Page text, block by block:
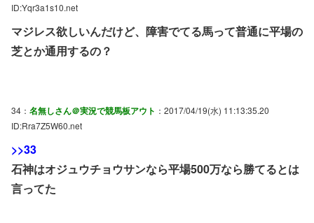
ID:Yqr3a1s10.net
マジレス欲しいんだけど、障害でてる馬って普通に平場の
芝とか通用するの？
34： 名無しさん＠実況で競馬板アウト ：2017/04/19(水) 11:13:35.20
ID:Rra7Z5W60.net
>>33
石神はオジュウチョウサンなら平場500万なら勝てるとは
言ってた